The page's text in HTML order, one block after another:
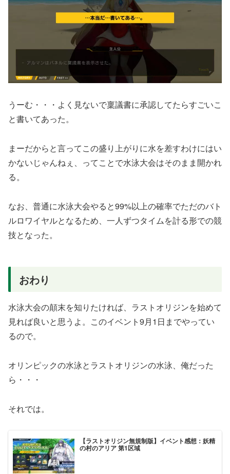
うーむ・・・よく見ないで稟議書に承認してたらすごいこ
と書いてあった。
まーだからと言ってこの盛り上がりに水を差すわけにはい
かないじゃんねぇ、ってことで水泳大会はそのまま開かれ
る。
なお、普通に水泳大会やると99%以上の確率でただのバト
ルロワイヤルとなるため、一人ずつタイムを計る形での競
技となった。
おわり
水泳大会の顛末を知りたければ、ラストオリジンを始めて
見れば良いと思うよ。このイベント9月1日までやってい
るので。
オリンピックの水泳とラストオリジンの水泳、俺だった
ら・・・
それでは。
【ラストオリジン無規制版】イベント感想：妖精
の村のアリア 第1区域